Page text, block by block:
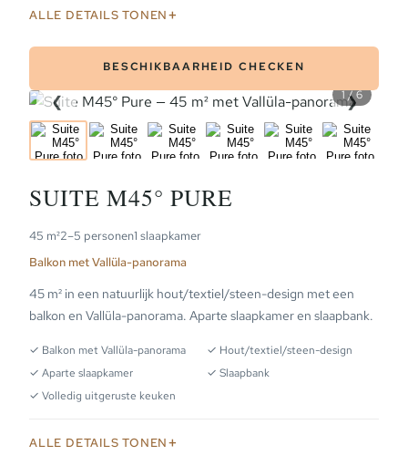
ALLE DETAILS TONEN
BESCHIKBAARHEID CHECKEN
❮ ❯
1 / 6
SUITE M45° PURE
45 m²2–5 personen1 slaapkamer
Balkon met Vallüla-panorama
45 m² in een natuurlijk hout/textiel/steen-design met een
balkon en Vallüla-panorama. Aparte slaapkamer en slaapbank.
✓ Balkon met Vallüla-panorama
✓ Hout/textiel/steen-design
✓ Aparte slaapkamer
✓ Slaapbank
✓ Volledig uitgeruste keuken
ALLE DETAILS TONEN